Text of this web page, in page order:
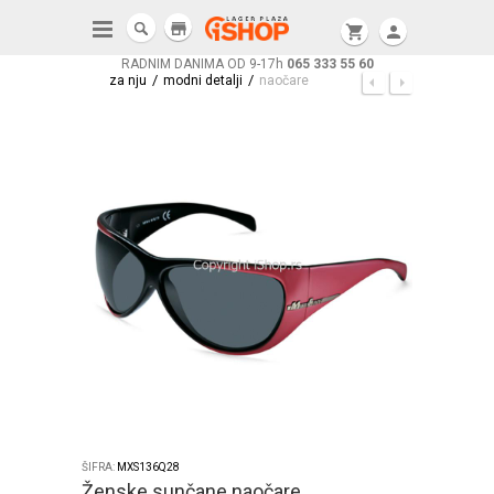
RADNIM DANIMA OD 9-17h 065 333 55 60
shopping_cart person
store
za nju / modni detalji / naočare
ŠIFRA: MXS136Q28